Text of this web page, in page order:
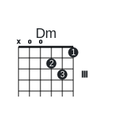
Dm
x o o
2
3
1